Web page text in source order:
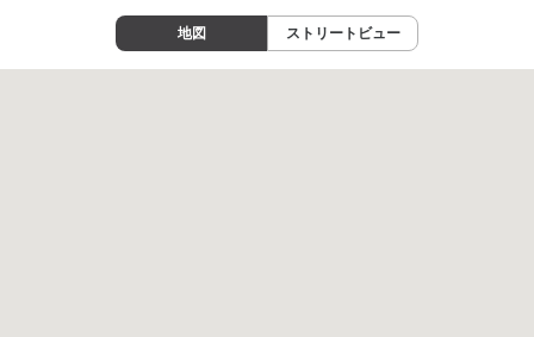
地図 ストリートビュー